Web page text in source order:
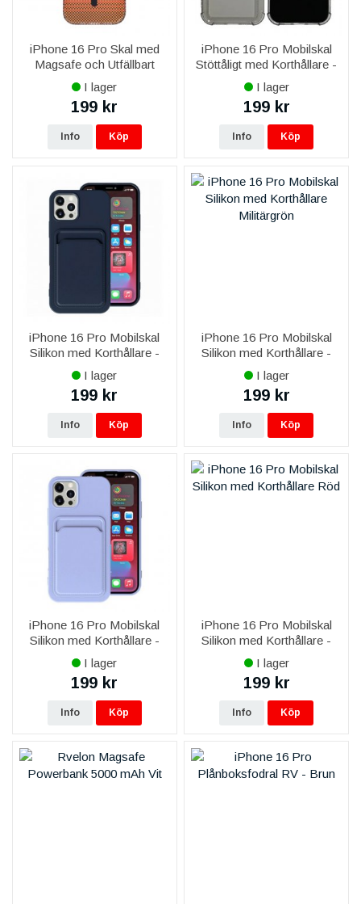
iPhone 16 Pro Skal med
Magsafe och Utfällbart
Stativ - Randig Orange
I lager
199 kr
Info Köp
iPhone 16 Pro Mobilskal
Stöttåligt med Korthållare -
Transparent/Svart
I lager
199 kr
Info Köp
iPhone 16 Pro Mobilskal
Silikon med Korthållare -
Blå
I lager
199 kr
Info Köp
iPhone 16 Pro Mobilskal
Silikon med Korthållare -
Militärgrön
I lager
199 kr
Info Köp
iPhone 16 Pro Mobilskal
Silikon med Korthållare -
Lila
I lager
199 kr
Info Köp
iPhone 16 Pro Mobilskal
Silikon med Korthållare -
Röd
I lager
199 kr
Info Köp